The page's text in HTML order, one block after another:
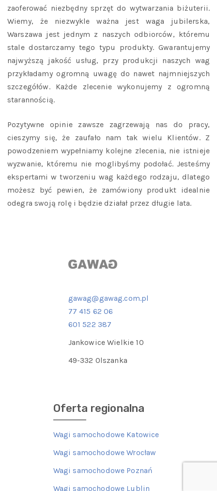
zaoferować niezbędny sprzęt do wytwarzania biżuterii.
Wiemy, że niezwykle ważna jest waga jubilerska,
Warszawa jest jednym z naszych odbiorców, któremu
stale dostarczamy tego typu produkty. Gwarantujemy
najwyższą jakość usług, przy produkcji naszych wag
przykładamy ogromną uwagę do nawet najmniejszych
szczegółów. Każde zlecenie wykonujemy z ogromną
starannością.
Pozytywne opinie zawsze zagrzewają nas do pracy,
cieszymy się, że zaufało nam tak wielu Klientów. Z
powodzeniem wypełniamy kolejne zlecenia, nie istnieje
wyzwanie, któremu nie moglibyśmy podołać. Jesteśmy
ekspertami w tworzeniu wag każdego rodzaju, dlatego
możesz być pewien, że zamówiony produkt idealnie
odegra swoją rolę i będzie działał przez długie lata.
gawag@gawag.com.pl
77 415 62 06
601 522 387
Jankowice Wielkie 10
49-332 Olszanka
Oferta regionalna
Wagi samochodowe Katowice
Wagi samochodowe Wrocław
Wagi samochodowe Poznań
Wagi samochodowe Lublin